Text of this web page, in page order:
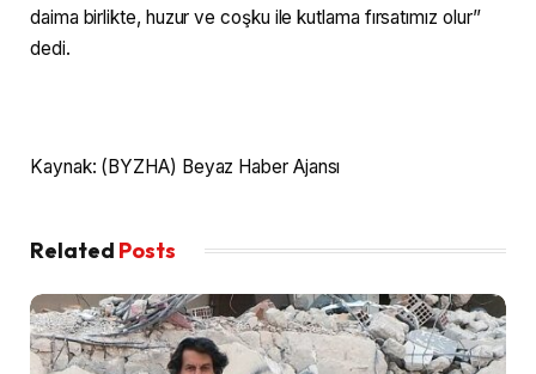
daima birlikte, huzur ve coşku ile kutlama fırsatımız olur’’
dedi.
Kaynak: (BYZHA) Beyaz Haber Ajansı
Related Posts